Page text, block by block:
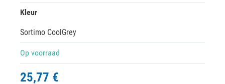
Kleur
Sortimo CoolGrey
Op voorraad
25,77 €